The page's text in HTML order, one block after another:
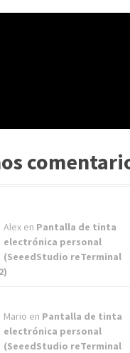
Alex en Pantalla de tinta
electrónica personal
(SeeedStudio reTerminal
Mario en Pantalla de tinta
electrónica personal
(SeeedStudio reTerminal